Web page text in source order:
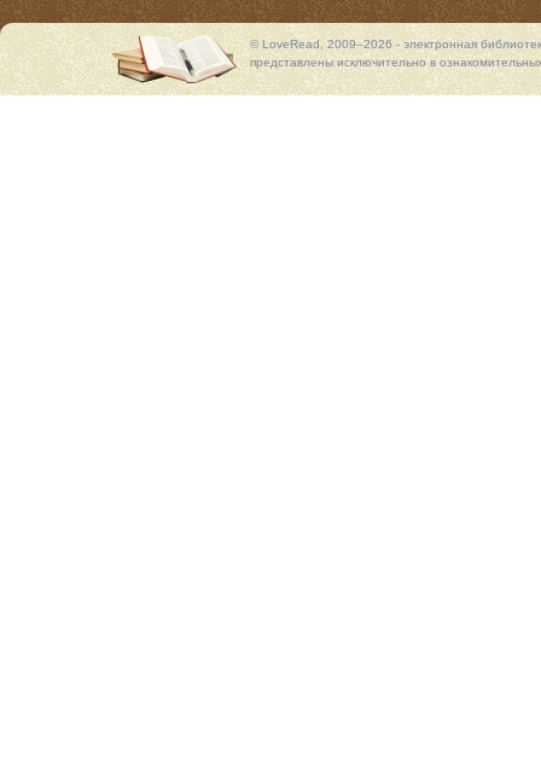
© LoveRead, 2009–2026 - электронная
представлены исключительно в